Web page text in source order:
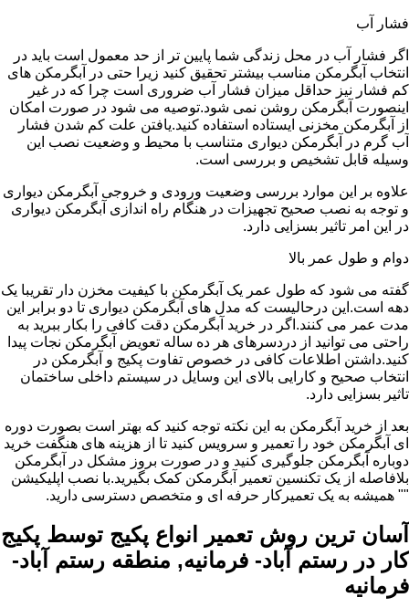
فشار آب
اگر فشار آب در محل زندگی شما پایین تر از حد معمول است باید در
انتخاب آبگرمکن مناسب بیشتر تحقیق کنید زیرا حتی در آبگرمکن های
کم فشار نیز حداقل میزان فشار آب ضروری است چرا که در غیر
اینصورت آبگرمکن روشن نمی شود.توصیه می شود در صورت امکان
از آبگرمکن مخزنی ایستاده استفاده کنید.یافتن علت کم شدن فشار
آب گرم در آبگرمکن دیواری متناسب با محیط و وضعیت نصب این
وسیله قابل تشخیص و بررسی است.
علاوه بر این موارد بررسی وضعیت ورودی و خروجی آبگرمکن دیواری
و توجه به نصب صحیح تجهیزات در هنگام راه اندازی آبگرمکن دیواری
در این امر تاثیر بسزایی دارد.
دوام و طول عمر بالا
گفته می شود که طول عمر یک آبگرمکن با کیفیت مخزن دار تقریبا یک
دهه است.این درحالیست که مدل های آبگرمکن دیواری تا دو برابر این
مدت عمر می کنند.اگر در خرید آبگرمکن دقت کافی را بکار ببرید به
راحتی می توانید از دردسرهای هر ده ساله تعویض آبگرمکن نجات پیدا
کنید.داشتن اطلاعات کافی در خصوص تفاوت پکیج و آبگرمکن در
انتخاب صحیح و کارایی بالای این وسایل در سیستم داخلی ساختمان
تاثیر بسزایی دارد.
بعد از خرید آبگرمکن به این نکته توجه کنید که بهتر است بصورت دوره
ای آبگرمکن خود را تعمیر و سرویس کنید تا از هزینه های هنگفت خرید
دوباره آبگرمکن جلوگیری کنید و در صورت بروز مشکل در آبگرمکن
بلافاصله از یک تکنسین تعمیر آبگرمکن کمک بگیرید.با نصب اپلیکیشن
"" همیشه به یک تعمیرکار حرفه ای و متخصص دسترسی دارید.
آسان ترین روش تعمیر انواع پکیج توسط پکیج
کار در رستم آباد- فرمانیه, منطقه رستم آباد-
فرمانیه